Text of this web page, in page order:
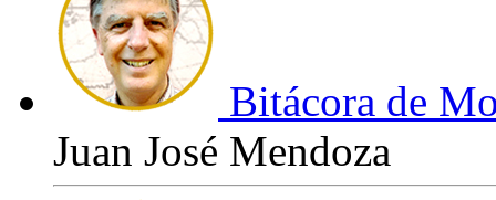
Bitácora de
Juan José Mendoza